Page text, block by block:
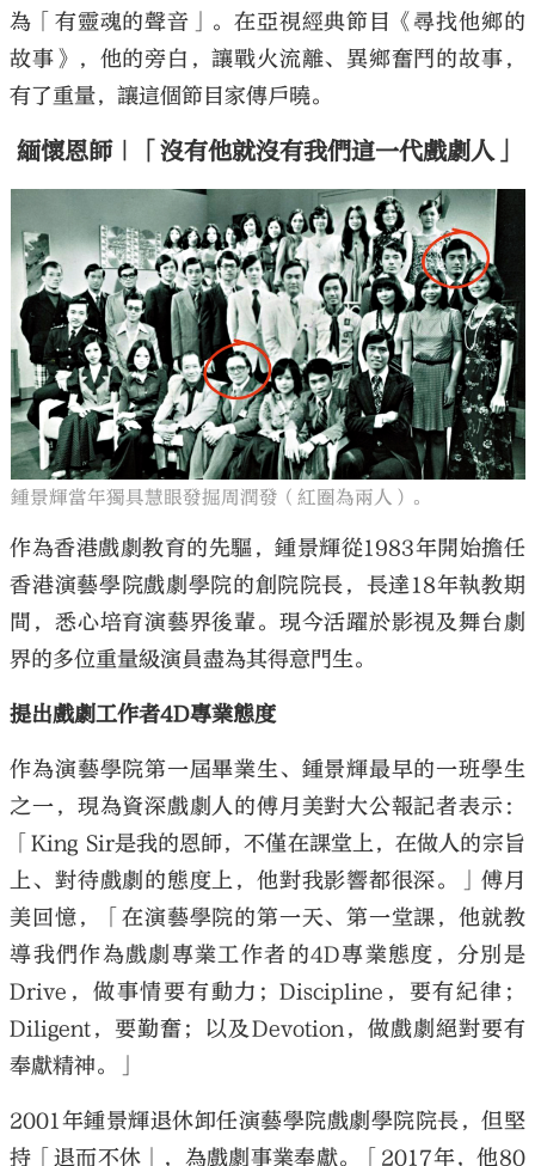
為「有靈魂的聲音」。在亞視經典節目《尋找他鄉的
故事》，他的旁白，讓戰火流離、異鄉奮鬥的故事，
有了重量，讓這個節目家傳戶曉。
緬懷恩師｜「沒有他就沒有我們這一代戲劇人」
鍾景輝當年獨具慧眼發掘周潤發（紅圈為兩人）。
作為香港戲劇教育的先驅，鍾景輝從1983年開始擔任
香港演藝學院戲劇學院的創院院長，長達18年執教期
間，悉心培育演藝界後輩。現今活躍於影視及舞台劇
界的多位重量級演員盡為其得意門生。
提出戲劇工作者4D專業態度
作為演藝學院第一屆畢業生、鍾景輝最早的一班學生
之一，現為資深戲劇人的傅月美對大公報記者表示：
「King Sir是我的恩師，不僅在課堂上，在做人的宗旨
上、對待戲劇的態度上，他對我影響都很深。」傅月
美回憶，「在演藝學院的第一天、第一堂課，他就教
導我們作為戲劇專業工作者的4D專業態度，分別是
Drive，做事情要有動力；Discipline，要有紀律；
Diligent，要勤奮；以及Devotion，做戲劇絕對要有
奉獻精神。」
2001年鍾景輝退休卸任演藝學院戲劇學院院長，但堅
持「退而不休」，為戲劇事業奉獻。「2017年，他80